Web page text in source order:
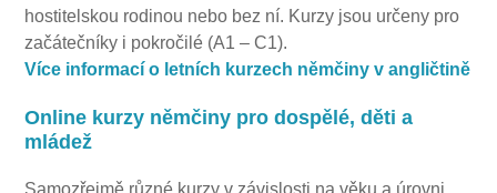
hostitelskou rodinou nebo bez ní. Kurzy jsou určeny pro
začátečníky i pokročilé (A1 – C1).
Více informací o letních kurzech němčiny v angličtině
Online kurzy němčiny pro dospělé, děti a
mládež
Samozřejmě různé kurzy v závislosti na věku a úrovni